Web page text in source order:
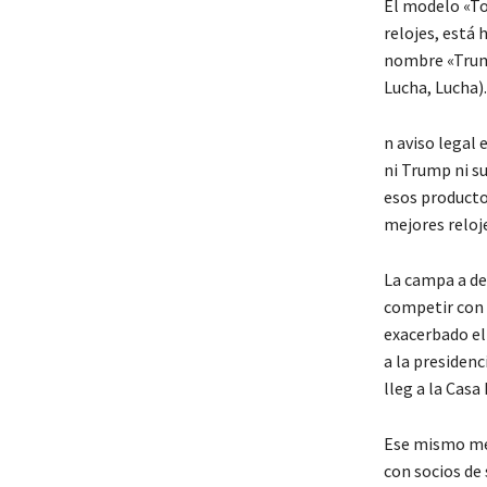
El modelo
relojes, está
nombre
Lucha, Lucha).
n aviso legal
ni Trump ni
esos
mejores
La campa a
competir con
exacerbado
a la
lleg a la Casa
Ese mismo
con socios